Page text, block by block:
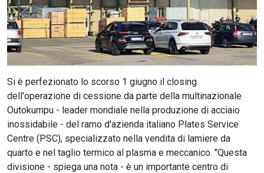
Si è perfezionato lo scorso 1 giugno il closing
dell'operazione di cessione da parte della multinazionale
Outokumpu - leader mondiale nella produzione di acciaio
inossidabile - del ramo d'azienda italiano Plates Service
Centre (PSC), specializzato nella vendita di lamiere da
quarto e nel taglio termico al plasma e meccanico. "Questa
divisione - spiega una nota - è un importante centro di